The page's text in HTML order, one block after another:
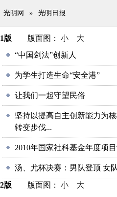
光明网 » 光明日报
1版 版面图： 小
大
“中国剑法”创新人
为学生打造生命“安全港”
让我们一起守望民俗
坚持以提高自主创新能力为
转变步伐...
2010年国家社科基金年度项
汤、尤杯决赛：男队登顶 女
2版 版面图： 小
大